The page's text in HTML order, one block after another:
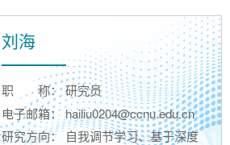
刘海
职称： 研究员
电子邮箱： hailiu0204@ccnu.edu.cn
研究方向： 自我调节学习、基于深度